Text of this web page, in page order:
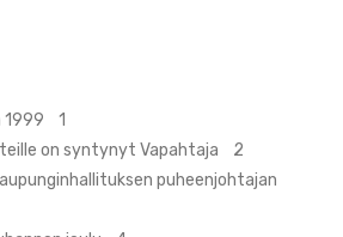
1999 1
teille on syntynyt Vapahtaja 2
puheenjohtajan